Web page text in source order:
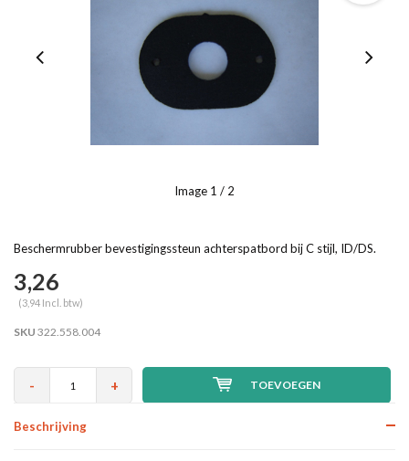
Image 1 / 2
Beschermrubber bevestigingssteun achterspatbord bij C stijl, ID/DS.
3,26
(3,94 Incl. btw)
SKU 322.558.004
- + TOEVOEGEN
Beschrijving